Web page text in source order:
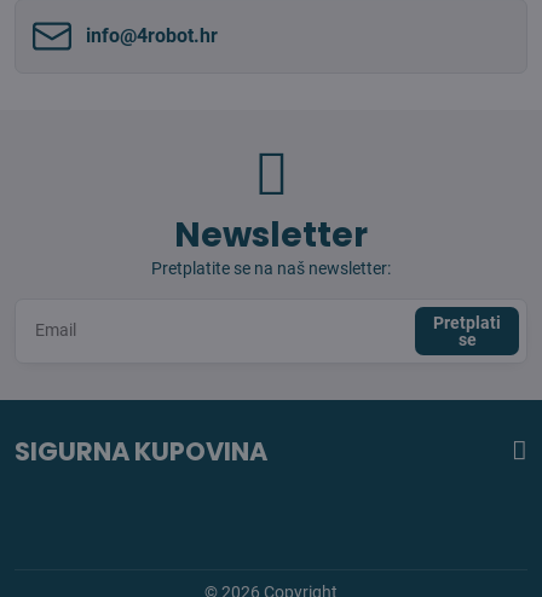
info​@4robot​.hr
Newsletter
Pretplatite se na naš newsletter:
Pretplati
se
SIGURNA KUPOVINA
©2026 Copyright